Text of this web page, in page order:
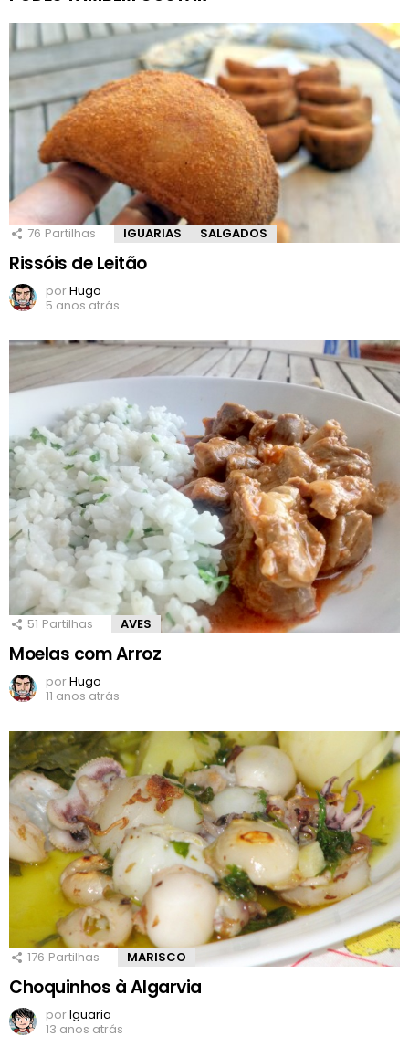
76 Partilhas IGUARIAS SALGADOS
Rissóis de Leitão
porHugo
5 anos atrás
51 Partilhas AVES
Moelas com Arroz
porHugo
11 anos atrás
176 Partilhas MARISCO
Choquinhos à Algarvia
porIguaria
13 anos atrás